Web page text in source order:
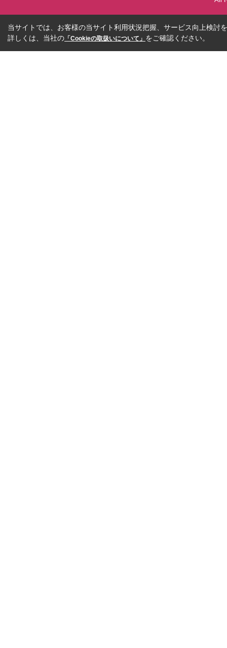
当サイトでは、お客様の当サイト利用状況把握、サービス向上検討
詳しくは、当社の 「Cookieの取扱いについて」 をご確認ください。